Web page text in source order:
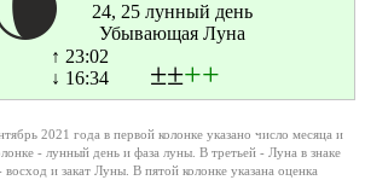
24, 25 лунный день
Убывающая Луна
↑ 23:02
↓ 16:34
±±++
2021 года в первой колонке указано число месяца и
- лунный день и фаза луны. В третьей - Луна в знаке
восход и закат Луны. В пятой колонке указана оценка